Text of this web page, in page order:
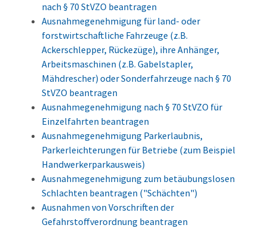
nach § 70 StVZO beantragen
Ausnahmegenehmigung für land- oder
forstwirtschaftliche Fahrzeuge (z.B.
Ackerschlepper, Rückezüge), ihre Anhänger,
Arbeitsmaschinen (z.B. Gabelstapler,
Mähdrescher) oder Sonderfahrzeuge nach § 70
StVZO beantragen
Ausnahmegenehmigung nach § 70 StVZO für
Einzelfahrten beantragen
Ausnahmegenehmigung Parkerlaubnis,
Parkerleichterungen für Betriebe (zum Beispiel
Handwerkerparkausweis)
Ausnahmegenehmigung zum betäubungslosen
Schlachten beantragen ("Schächten")
Ausnahmen von Vorschriften der
Gefahrstoffverordnung beantragen